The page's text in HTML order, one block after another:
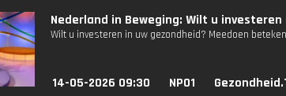
Nederland in Beweging: Wilt u
Wilt u investeren in uw gezondheid? Meedoen
14-05-2026 09:30 NPO1